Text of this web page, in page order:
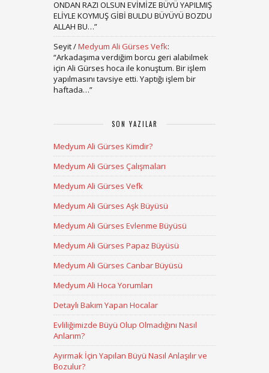
ONDAN RAZI OLSUN EVİMİZE BÜYÜ YAPILMIŞ
ELİYLE KOYMUŞ GİBİ BULDU BÜYÜYÜ BOZDU
ALLAH BU…”
Seyit/Medyum Ali Gürses Vefk:
“Arkadaşıma verdiğim borcu geri alabilmek
için Ali Gürses hoca ile konuştum. Bir işlem
yapılmasını tavsiye etti. Yaptığı işlem bir
haftada…”
SON YAZILAR
Medyum Ali Gürses Kimdir?
Medyum Ali Gürses Çalışmaları
Medyum Ali Gürses Vefk
Medyum Ali Gürses Aşk Büyüsü
Medyum Ali Gürses Evlenme Büyüsü
Medyum Ali Gürses Papaz Büyüsü
Medyum Ali Gürses Canbar Büyüsü
Medyum Ali Hoca Yorumları
Detaylı Bakım Yapan Hocalar
Evliliğimizde Büyü Olup Olmadığını Nasıl
Anlarım?
Ayırmak İçin Yapılan Büyü Nasıl Anlaşılır ve
Bozulur?